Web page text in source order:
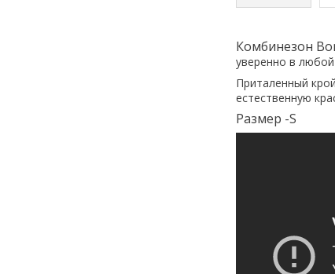
Комбинезон
уверенно в любой
Приталенный
естественную
Размер -S